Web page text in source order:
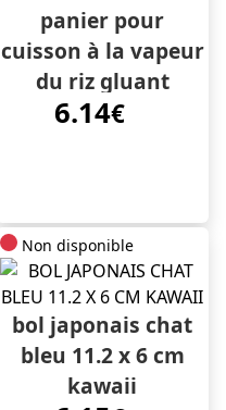
panier pour
cuisson à la vapeur
du riz gluant
moyen
6.14€
Non disponible
bol japonais chat
bleu 11.2 x 6 cm
kawaii